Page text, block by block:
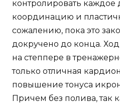
контролировать каждое
координацию и
сожалению, пока это
докручено до конца.
на степпере в
только отличная
повышение тонуса
Причем без полива, так